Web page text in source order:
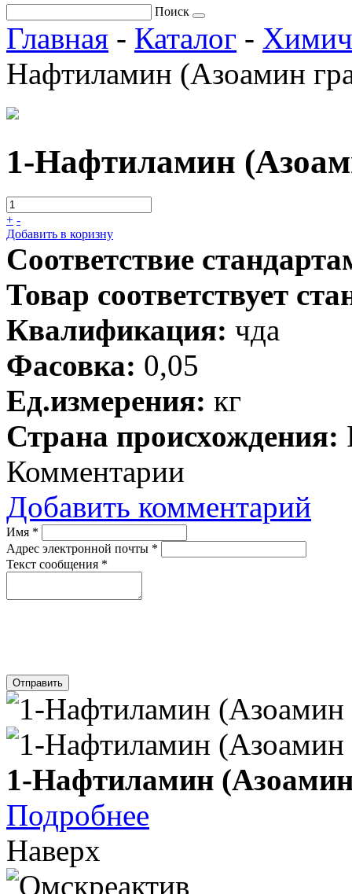
Поиск
Главная - Каталог -
Нафтиламин (Азоамин
1-Нафтиламин
+ -
Добавить в коризну
Соответствие
Товар соответствует
Квалификация: чда
Фасовка: 0,05
Ед.измерения: кг
Страна происхождения:
Комментарии
Добавить комментарий
Имя *
Адрес электронной почты *
Текст сообщения *
Отправить
1-Нафтиламин
Подробнее
Наверх